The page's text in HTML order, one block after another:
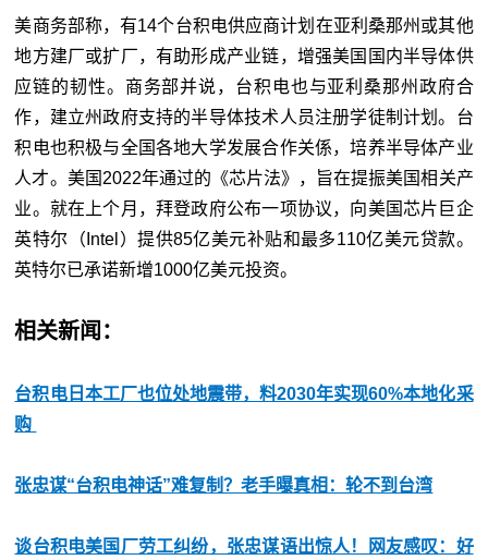
美商务部称，有14个台积电供应商计划在亚利桑那州或其他
地方建厂或扩厂，有助形成产业链，增强美国国内半导体供
应链的韧性。商务部并说，台积电也与亚利桑那州政府合
作，建立州政府支持的半导体技术人员注册学徒制计划。台
积电也积极与全国各地大学发展合作关係，培养半导体产业
人才。美国2022年通过的《芯片法》，旨在提振美国相关产
业。就在上个月，拜登政府公布一项协议，向美国芯片巨企
英特尔（Intel）提供85亿美元补贴和最多110亿美元贷款。
英特尔已承诺新增1000亿美元投资。
相关新闻：
台积电日本工厂也位处地震带，料2030年实现60%本地化采
购
张忠谋“台积电神话”难复制？老手曝真相：轮不到台湾
谈台积电美国厂劳工纠纷，张忠谋语出惊人！网友感叹：好